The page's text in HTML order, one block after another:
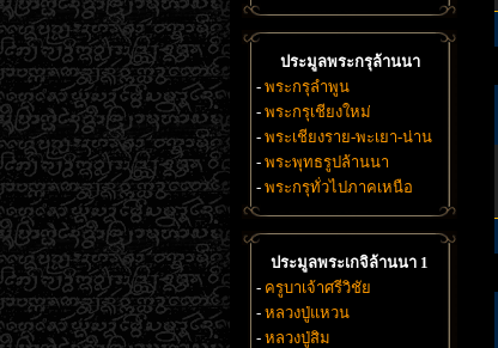
ประมูลพระกรุล้านนา
- พระกรุลำพูน
- พระกรุเชียงใหม่
- พระเชียงราย-พะเยา-น่าน
- พระพุทธรูปล้านนา
- พระกรุทั่วไปภาคเหนือ
ประมูลพระเกจิล้านนา 1
- ครูบาเจ้าศรีวิชัย
- หลวงปู่แหวน
- หลวงปู่สิม